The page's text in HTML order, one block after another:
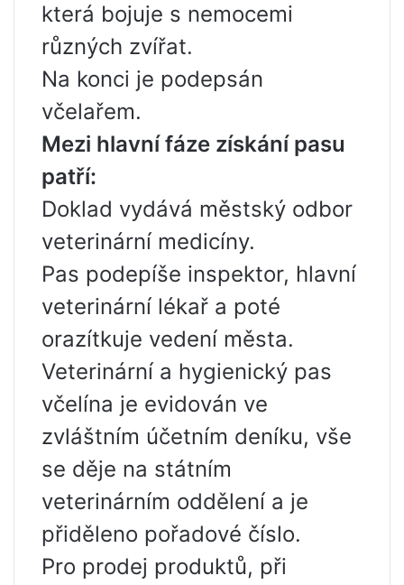
která bojuje s nemocemi
různých zvířat.
Na konci je podepsán
včelařem.
Mezi hlavní fáze získání pasu
patří:
Doklad vydává městský odbor
veterinární medicíny.
Pas podepíše inspektor, hlavní
veterinární lékař a poté
orazítkuje vedení města.
Veterinární a hygienický pas
včelína je evidován ve
zvláštním účetním deníku, vše
se děje na státním
veterinárním oddělení a je
přiděleno pořadové číslo.
Pro prodej produktů, při